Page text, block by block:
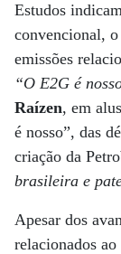
Estudos
convencional,
emissões
“O E2G é
Raízen, em
é nosso”, das
criação da
brasileira e
Apesar dos
relacionados ao